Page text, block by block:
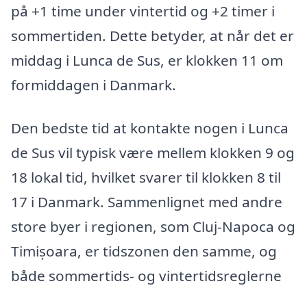
på +1 time under vintertid og +2 timer i
sommertiden. Dette betyder, at når det er
middag i Lunca de Sus, er klokken 11 om
formiddagen i Danmark.
Den bedste tid at kontakte nogen i Lunca
de Sus vil typisk være mellem klokken 9 og
18 lokal tid, hvilket svarer til klokken 8 til
17 i Danmark. Sammenlignet med andre
store byer i regionen, som Cluj-Napoca og
Timișoara, er tidszonen den samme, og
både sommertids- og vintertidsreglerne